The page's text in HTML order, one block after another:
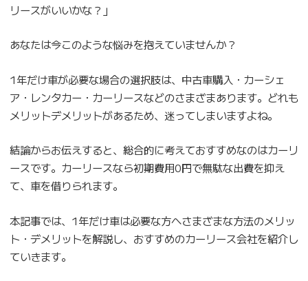
リースがいいかな？」
あなたは今このような悩みを抱えていませんか？
1年だけ車が必要な場合の選択肢は、中古車購入・カーシェ
ア・レンタカー・カーリースなどのさまざまあります。どれも
メリットデメリットがあるため、迷ってしまいますよね。
結論からお伝えすると、総合的に考えておすすめなのはカーリ
ースです。カーリースなら初期費用0円で無駄な出費を抑え
て、車を借りられます。
本記事では、1年だけ車は必要な方へさまざまな方法のメリッ
ト・デメリットを解説し、おすすめのカーリース会社を紹介し
ていきます。